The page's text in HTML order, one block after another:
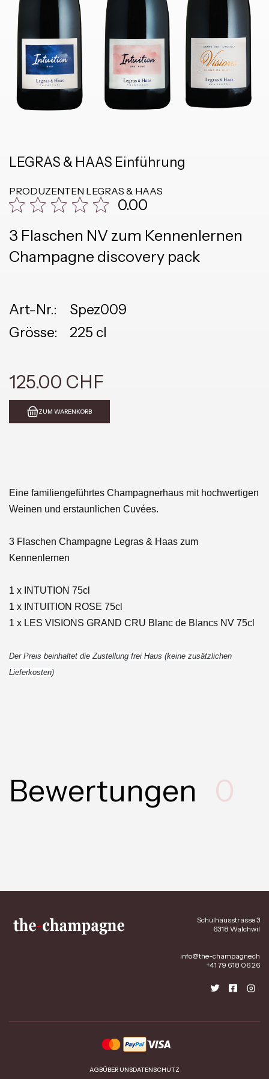
LEGRAS & HAAS Einführung
PRODUZENTEN LEGRAS & HAAS
0.00
3 Flaschen NV zum Kennenlernen
Champagne discovery pack
Art-Nr.:
Spez009
Grösse:
225 cl
125.00 CHF
ZUM WARENKORB
Eine familiengeführtes Champagnerhaus mit hochwertigen
Weinen und erstaunlichen Cuvées.
3 Flaschen Champagne Legras & Haas zum
Kennenlernen
1 x INTUTION 75cl
1 x INTUITION ROSE 75cl
1 x LES VISIONS GRAND CRU Blanc de Blancs NV 75cl
Der Preis beinhaltet die Zustellung frei Haus (keine zusätzlichen
Lieferkosten)
Bewertungen 0
Schulhausstrasse 3
6318 Walchwil
info@the-champagne.ch
+41 79 618 06 26
AGBÜBER UNSDATENSCHUTZ